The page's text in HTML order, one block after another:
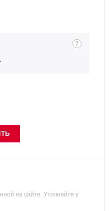
на сайте. Уточняйте у